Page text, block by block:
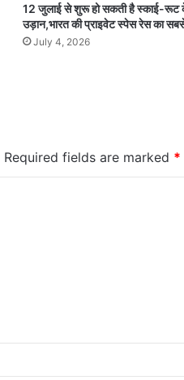
12 जुलाई से शुरू हो सकती है स्काई-रूट
उड़ान,भारत की प्राइवेट स्पेस रेस का
July 4, 2026
Required fields are marked *